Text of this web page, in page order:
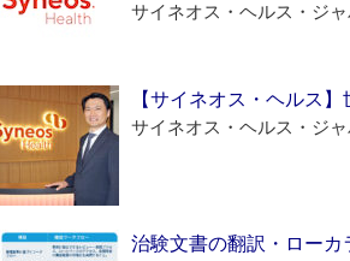
サイネオス・ヘルス・ジ
【サイネオス・ヘルス
サイネオス・ヘルス・ジ
治験文書の翻訳・ロー